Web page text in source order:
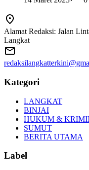
Alamat Redaksi: Jalan
Langkat
Kategori
LANGKAT
BINJAI
HUKUM &
SUMUT
BERITA UTAMA
Label